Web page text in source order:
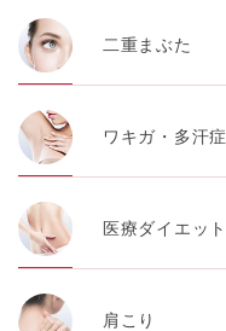
二重まぶた
ワキガ・多汗症
医療ダイエット
肩こり